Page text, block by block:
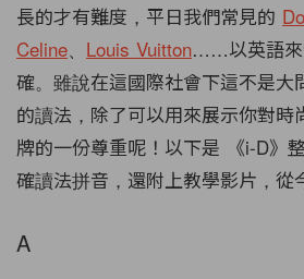
長的才有難度，平日我們常見的
Celine
Louis Vuitton……以英語來
確。雖說在這國際社會下這不是大
的讀法，除了可以用來展示你對時
牌的一份尊重呢！以下是 《i-D》
確讀法拼音，還附上教學影片，從
A